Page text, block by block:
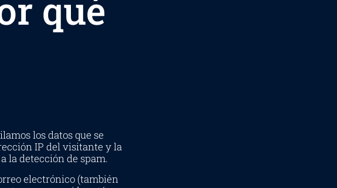
qué
los datos que se
IP del visitante y la
la detección de spam.
electrónico (también